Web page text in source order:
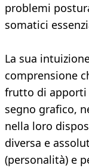
problemi
somatici
La sua
comprensione
frutto di apporti
segno grafico,
nella loro
diversa e
(personalità) e